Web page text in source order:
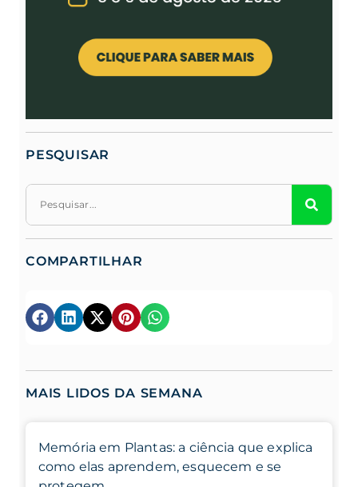
PESQUISAR
COMPARTILHAR
MAIS LIDOS DA SEMANA
Memória em Plantas: a ciência que explica
como elas aprendem, esquecem e se